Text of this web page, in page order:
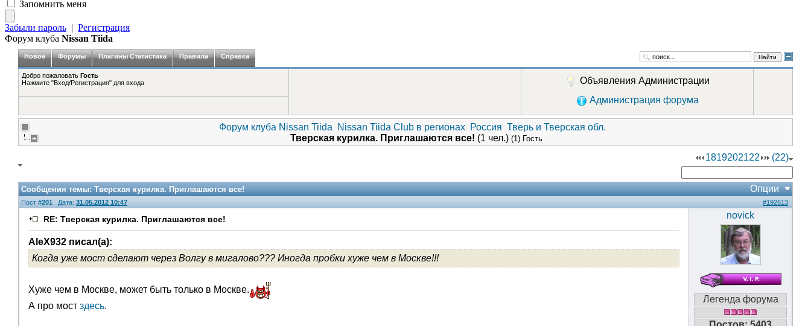
Запомнить меня
Забыли пароль | Регистрация
Форум клуба Nissan Tiida
Новое Форумы Плагины Статистика Правила Справка Найти
Добро пожаловать Гость
Нажмите "Вход/Регистрация" для входа
Объявления Администрации
Администрация форума
Форум клуба Nissan Tiida Nissan Tiida Club в регионах Россия Тверь и Тверская обл.
Тверская курилка. Приглашаются все! (1 чел.) (1) Гость
1819202122 (22)
Сообщения темы:Тверская курилка. Приглашаются все! Опции
Пост #201 Дата: 31.05.2012 10:47 #192613
RE: Тверская курилка. Приглашаются все!
AleX932 писал(а):
Когда уже мост сделают через Волгу в мигалово??? Иногда пробки хуже чем в Москве!!!
Хуже чем в Москве, может быть только в Москве.
А про мост здесь.
novick
Легенда форума